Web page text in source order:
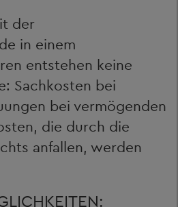
der
in einem
entstehen keine
Sachkosten bei
bei vermögenden
die durch die
anfallen, werden